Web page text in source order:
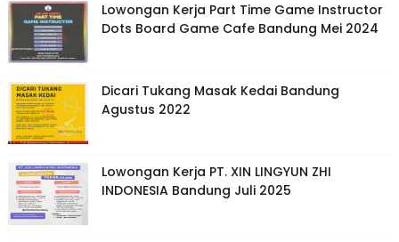
Lowongan Kerja Part Time Game Instructor
Dots Board Game Cafe Bandung Mei 2024
Dicari Tukang Masak Kedai Bandung
Agustus 2022
Lowongan Kerja PT. XIN LINGYUN ZHI
INDONESIA Bandung Juli 2025